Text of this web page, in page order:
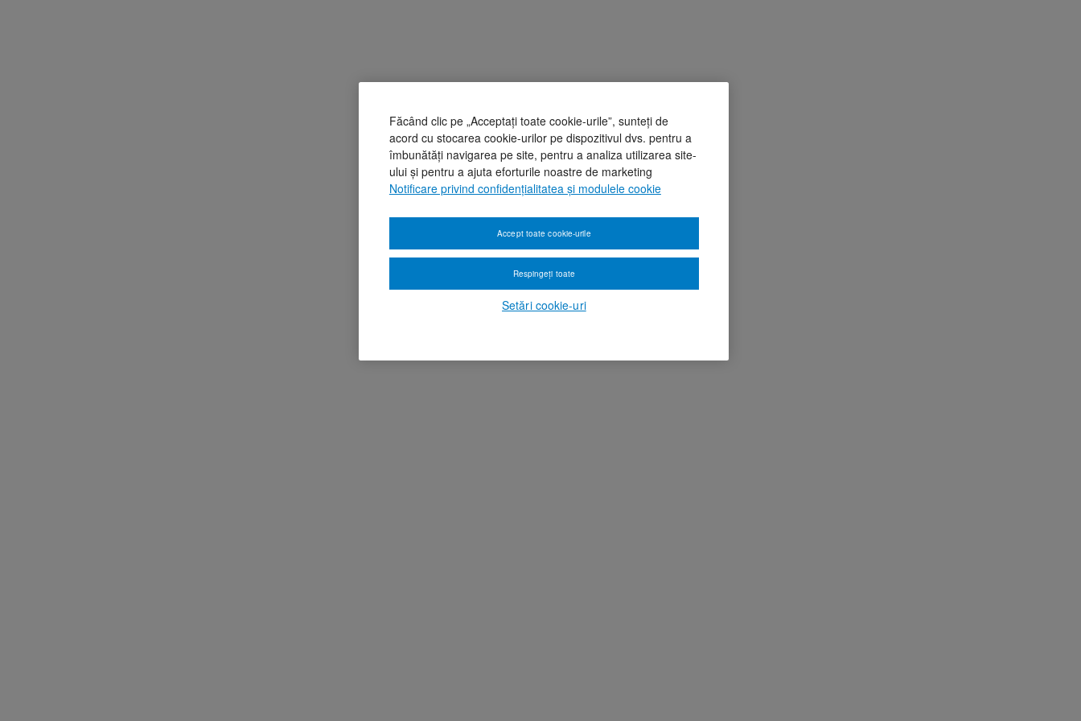
Făcând clic pe „Acceptați toate cookie-urile”, sunteți de
acord cu stocarea cookie-urilor pe dispozitivul dvs. pentru a
îmbunătăți navigarea pe site, pentru a analiza utilizarea site-
ului și pentru a ajuta eforturile noastre de marketing
Notificare privind confidențialitatea și modulele cookie
Setări cookie-uri
Respingeți toate
Accept toate cookie-urile